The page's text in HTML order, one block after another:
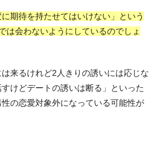
に期待を持たせてはいけない」という
は会わないようにしているのでしょ
は来るけれど2人きりの誘いには応じな
けどデートの誘いは断る」といった
の恋愛対象外になっている可能性が